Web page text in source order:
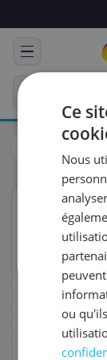
Toners
ORIGINAL
♻
vous
FRÉQUENCE
QUANTITÉ
DATE DE
Ce
Nous
ou